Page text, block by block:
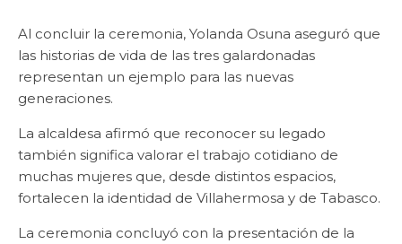
Al concluir la ceremonia, Yolanda Osuna aseguró que
las historias de vida de las tres galardonadas
representan un ejemplo para las nuevas
generaciones.
La alcaldesa afirmó que reconocer su legado
también significa valorar el trabajo cotidiano de
muchas mujeres que, desde distintos espacios,
fortalecen la identidad de Villahermosa y de Tabasco.
La ceremonia concluyó con la presentación de la